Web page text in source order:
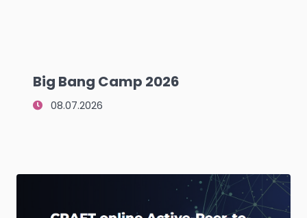
Big Bang Camp 2026
08.07.2026